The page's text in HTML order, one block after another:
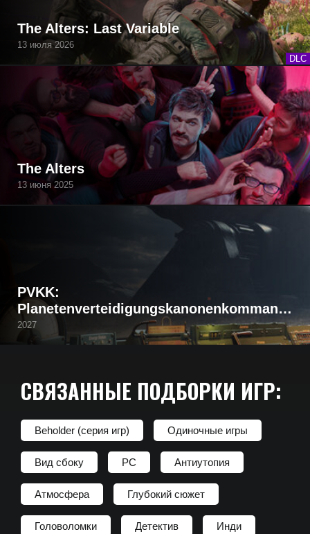
DLC
The Alters: Last Variable
13 июля 2026
The Alters
13 июня 2025
PVKK:
Planetenverteidigungskanonenkommandant
2027
СВЯЗАННЫЕ ПОДБОРКИ ИГР:
Beholder (серия игр) Одиночные игры
Вид сбоку PC Антиутопия
Атмосфера Глубокий сюжет
Головоломки Детектив Инди